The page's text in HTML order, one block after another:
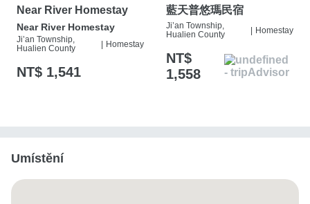
Near River Homestay
Near River Homestay
Ji’an Township,
Hualien County
Homestay
NT$ 1,541
藍天普悠瑪民宿
Ji’an Township,
Hualien County
Homestay
NT$
1,558
Umístění